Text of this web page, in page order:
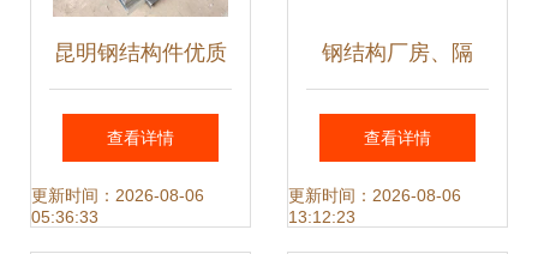
昆明钢结构件优质
生产厂家 C型钢、
楼承板、彩钢瓦价
查看详情
更新时间：2026-08-06
05:36:33
钢结构厂房、隔
墙、天桥、房屋安
装全解析
查看详情
更新时间：2026-08-06
13:12:23